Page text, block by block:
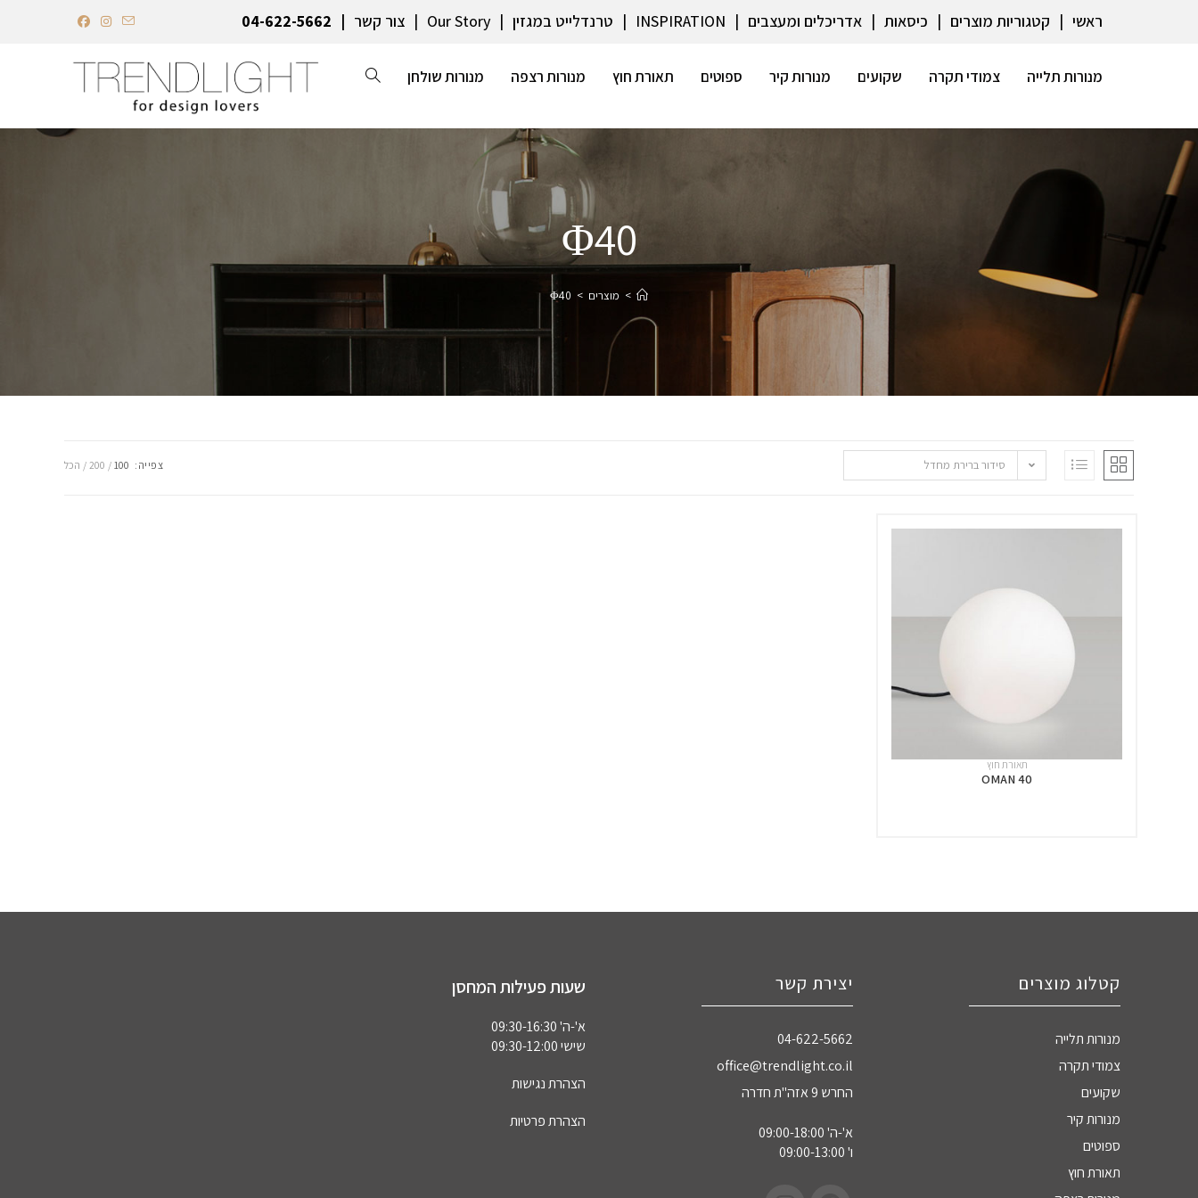
ראשי קטגוריות מוצרים כיסאות אדריכלים ומעצבים INSPIRATION טרנדלייט במגזין Our Story צור קשר 04-622-5662‏
מנורות תלייה צמודי תקרה שקועים מנורות קיר ספוטים תאורת חוץ מנורות רצפה מנורות שולחן
Φ40
> מוצרים >
Φ40
סידור ברירת מחדל צפייה: 100
200 הכל
תאורת חוץ
OMAN 40
קטלוג מוצרים
מנורות תלייה
צמודי תקרה
שקועים
מנורות קיר
ספוטים
תאורת חוץ
יצירת קשר
04-622-5662‏
office@trendlight.co.il
החרש 9 אזה"ת חדרה
א'-ה' 09:00-18:00
ו' 09:00-13:00
שעות פעילות המחסן
א'-ה' 09:30-16:30
שישי 09:30-12:00
הצהרת נגישות
הצהרת פרטיות